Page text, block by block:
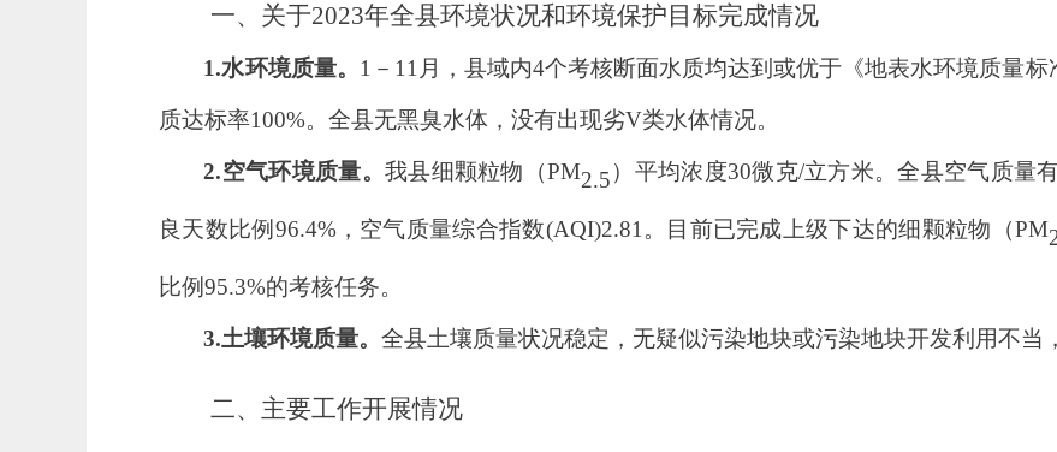
一、关于2023年全县环境状况和环境保护目标完成情况
1.水环境质量。 1 － 1 1 月， 县域内4个考核断面水质均达到或优于《地表水环境质量标
质达标率100%。 全县无黑臭水体 ，没有出现劣V类水体情况。
2.空气环境质量。 我县细颗粒物 （PM2.5） 平均浓度30微克/立方米。全县空气质量
良天数比例 96.4%，空气质量综合指数(AQI)2.81 。目前已完成上级下达的细颗粒物 （PM
比例95.3%的考核任务。
3.土壤环境质量。全县土壤质量状况稳定，无疑似污染地块或污染地块开发利用不当
二、主要工作开展情况